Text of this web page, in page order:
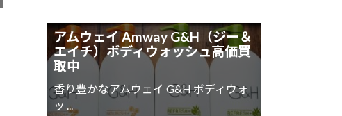
アムウェイ Amway G&H（ジー＆
エイチ）ボディウォッシュ高価買
取中
香り豊かなアムウェイ G&H ボディウォ
ッ ...